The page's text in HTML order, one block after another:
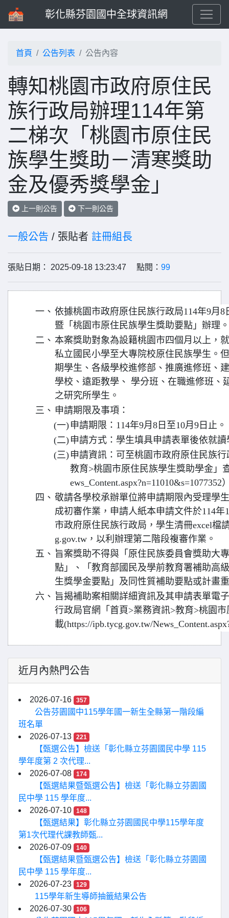
彰化縣芬園國中全球資訊網
首頁 公告列表 公告內容
轉知桃園市政府原住民
族行政局辦理114年第
二梯次「桃園市原住民
族學生獎助－清寒獎助
金及優秀獎學金」
上一則公告 下一則公告
一般公告 / 張貼者 註冊組長
張貼日期： 2025-09-18 13:23:47 點閱： 99
一、 依據桃園市政府原住民族行政局114年9月8
暨「桃園市原住民族學生獎助要點」辦理。
二、 本案獎助對象為設籍桃園市四個月以上，
私立國民小學至大專院校原住民族學生。
期學生、各級學校進修部、推廣進修班、
學校、遠距教學、 學分班、在職進修班、
之研究所學生。
三、 申請期限及事項：
(一) 申請期限：114年9月8日至10月9日止。
(二) 申請方式：學生填具申請表單後依就
(三) 申請資訊：可至桃園市政府原住民族
教育>桃園市原住民族學生獎助學金」
ews_Content.aspx?n=11010&s=1077352
四、 敬請各學校承辦單位將申請期限內受理學
成初審作業，申請人紙本申請文件於114
市政府原住民族行政局，學生清冊excel檔
g.gov.tw，以利辦理第二階段複審作業。
五、 旨案獎助不得與「原住民族委員會獎助大
點」、「教育部國民及學前教育署補助高
生獎學金要點」及同性質補助要點或計畫
六、 旨揭補助案相關詳細資訊及其申請表單電
行政局官網「首頁>業務資訊>教育>桃園
載(https://ipb.tycg.gov.tw/
近月內熱門公告
2026-07-16 357
公告芬園國中115學年國一新生全縣第一階段編
班名單
2026-07-13
221
【甄選公告】檢送「彰化縣立芬園國民中學 115
學年度第 2 次代理...
2026-07-08
174
【甄選結果暨甄選公告】檢送「彰化縣立芬園國
民中學 115 學年度...
2026-07-10
148
【甄選結果】彰化縣立芬園國民中學115學年度
第1次代理代課教師甄...
2026-07-09
140
【甄選結果暨甄選公告】檢送「彰化縣立芬園國
民中學 115 學年度...
2026-07-23
129
115學年新生導師抽籤結果公告
2026-07-30
106